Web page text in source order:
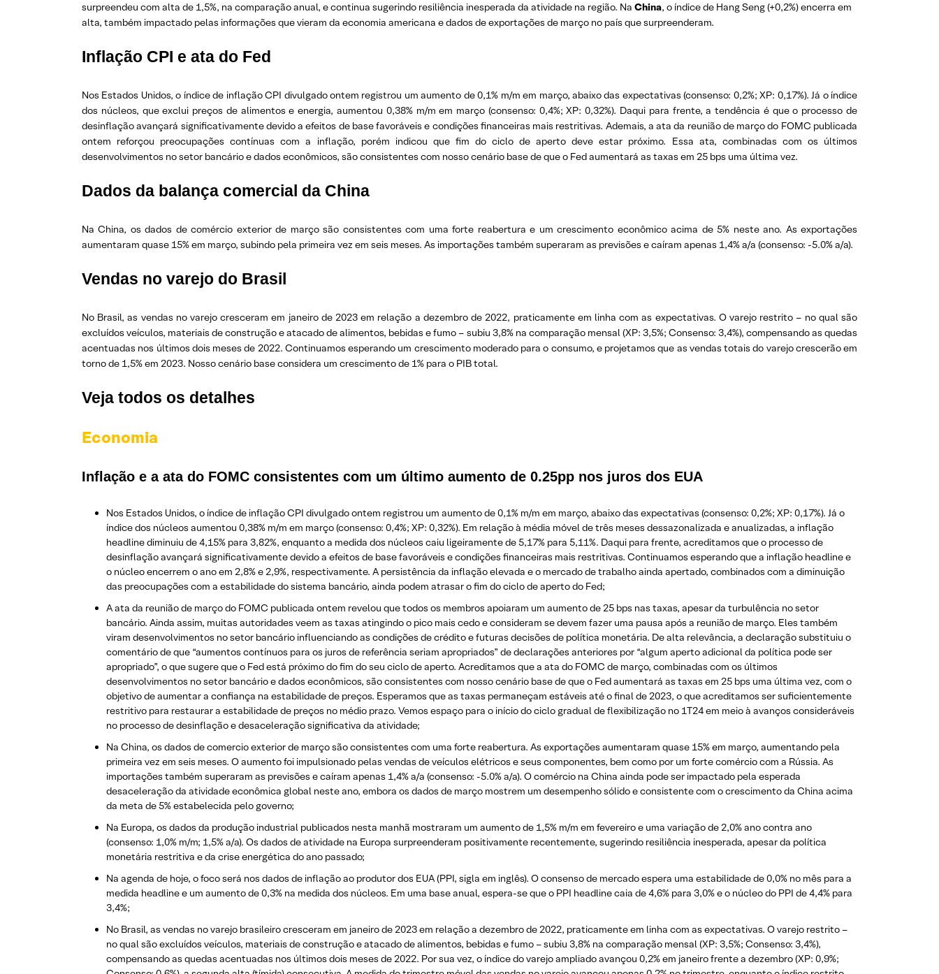
surpreendeu com alta de 1,5%, na comparação anual, e continua sugerindo resiliência inesperada da atividade na região. Na China, o índice de Hang Seng (+0,2%) encerra em
alta, também impactado pelas informações que vieram da economia americana e dados de exportações de março no país que surpreenderam.
Inflação CPI e ata do Fed
Nos Estados Unidos, o índice de inflação CPI divulgado ontem registrou um aumento de 0,1% m/m em março, abaixo das expectativas (consenso: 0,2%; XP: 0,17%). Já o índice
dos núcleos, que exclui preços de alimentos e energia, aumentou 0,38% m/m em março (consenso: 0,4%; XP: 0,32%). Daqui para frente, a tendência é que o processo de
desinflação avançará significativamente devido a efeitos de base favoráveis ​​e condições financeiras mais restritivas. Ademais, a ata da reunião de março do FOMC publicada
ontem reforçou preocupações contínuas com a inflação, porém indicou que fim do ciclo de aperto deve estar próximo. Essa ata, combinadas com os últimos
desenvolvimentos no setor bancário e dados econômicos, são consistentes com nosso cenário base de que o Fed aumentará as taxas em 25 bps uma última vez.
Dados da balança comercial da China
Na China, os dados de comércio exterior de março são consistentes com uma forte reabertura e um crescimento econômico acima de 5% neste ano. As exportações
aumentaram quase 15% em março, subindo pela primeira vez em seis meses. As importações também superaram as previsões e caíram apenas 1,4% a/a (consenso: -5.0% a/a).
Vendas no varejo do Brasil
No Brasil, as vendas no varejo cresceram em janeiro de 2023 em relação a dezembro de 2022, praticamente em linha com as expectativas. O varejo restrito – no qual são
excluídos veículos, materiais de construção e atacado de alimentos, bebidas e fumo – subiu 3,8% na comparação mensal (XP: 3,5%; Consenso: 3,4%), compensando as quedas
acentuadas nos últimos dois meses de 2022. Continuamos esperando um crescimento moderado para o consumo, e projetamos que as vendas totais do varejo crescerão em
torno de 1,5% em 2023. Nosso cenário base considera um crescimento de 1% para o PIB total.
Veja todos os detalhes
Economia
Inflação e a ata do FOMC consistentes com um último aumento de 0.25pp nos juros dos EUA
Nos Estados Unidos, o índice de inflação CPI divulgado ontem registrou um aumento de 0,1% m/m em março, abaixo das expectativas (consenso: 0,2%; XP: 0,17%). Já o
índice dos núcleos aumentou 0,38% m/m em março (consenso: 0,4%; XP: 0,32%). Em relação à média móvel de três meses dessazonalizada e anualizadas, a inflação
headline diminuiu de 4,15% para 3,82%, enquanto a medida dos núcleos caiu ligeiramente de 5,17% para 5,11%. Daqui para frente, acreditamos que o processo de
desinflação avançará significativamente devido a efeitos de base favoráveis ​​e condições financeiras mais restritivas. Continuamos esperando que a inflação headline e
o núcleo encerrem o ano em 2,8% e 2,9%, respectivamente. A persistência da inflação elevada e o mercado de trabalho ainda apertado, combinados com a diminuição
das preocupações com a estabilidade do sistema bancário, ainda podem atrasar o fim do ciclo de aperto do Fed;
A ata da reunião de março do FOMC publicada ontem revelou que todos os membros apoiaram um aumento de 25 bps nas taxas, apesar da turbulência no setor
bancário. Ainda assim, muitas autoridades veem as taxas atingindo o pico mais cedo e consideram se devem fazer uma pausa após a reunião de março. Eles também
viram desenvolvimentos no setor bancário influenciando as condições de crédito e futuras decisões de política monetária. De alta relevância, a declaração substituiu o
comentário de que “aumentos contínuos para os juros de referência seriam apropriados” de declarações anteriores por “algum aperto adicional da política pode ser
apropriado”, o que sugere que o Fed está próximo do fim do seu ciclo de aperto. Acreditamos que a ata do FOMC de março, combinadas com os últimos
desenvolvimentos no setor bancário e dados econômicos, são consistentes com nosso cenário base de que o Fed aumentará as taxas em 25 bps uma última vez, com o
objetivo de aumentar a confiança na estabilidade de preços. Esperamos que as taxas permaneçam estáveis ​​até o final de 2023, o que acreditamos ser suficientemente
restritivo para restaurar a estabilidade de preços no médio prazo. Vemos espaço para o início do ciclo gradual de flexibilização no 1T24 em meio à avanços consideráveis ​​
no processo de desinflação e desaceleração significativa da atividade;
Na China, os dados de comercio exterior de março são consistentes com uma forte reabertura. As exportações aumentaram quase 15% em março, aumentando pela
primeira vez em seis meses. O aumento foi impulsionado pelas vendas de veículos elétricos e seus componentes, bem como por um forte comércio com a Rússia. As
importações também superaram as previsões e caíram apenas 1,4% a/a (consenso: -5.0% a/a). O comércio na China ainda pode ser impactado pela esperada
desaceleração da atividade econômica global neste ano, embora os dados de março mostrem um desempenho sólido e consistente com o crescimento da China acima
da meta de 5% estabelecida pelo governo;
Na Europa, os dados da produção industrial publicados nesta manhã mostraram um aumento de 1,5% m/m em fevereiro e uma variação de 2,0% ano contra ano
(consenso: 1,0% m/m; 1,5% a/a). Os dados de atividade na Europa surpreenderam positivamente recentemente, sugerindo resiliência inesperada, apesar da política
monetária restritiva e da crise energética do ano passado;
Na agenda de hoje, o foco será nos dados de inflação ao produtor dos EUA (PPI, sigla em inglês). O consenso de mercado espera uma estabilidade de 0,0% no mês para a
medida headline e um aumento de 0,3% na medida dos núcleos. Em uma base anual, espera-se que o PPI headline caia de 4,6% para 3,0% e o núcleo do PPI de 4,4% para
3,4%;
No Brasil, as vendas no varejo brasileiro cresceram em janeiro de 2023 em relação a dezembro de 2022, praticamente em linha com as expectativas. O varejo restrito –
no qual são excluídos veículos, materiais de construção e atacado de alimentos, bebidas e fumo – subiu 3,8% na comparação mensal (XP: 3,5%; Consenso: 3,4%),
compensando as quedas acentuadas nos últimos dois meses de 2022. Por sua vez, o índice do varejo ampliado avançou 0,2% em janeiro frente a dezembro (XP: 0,9%;